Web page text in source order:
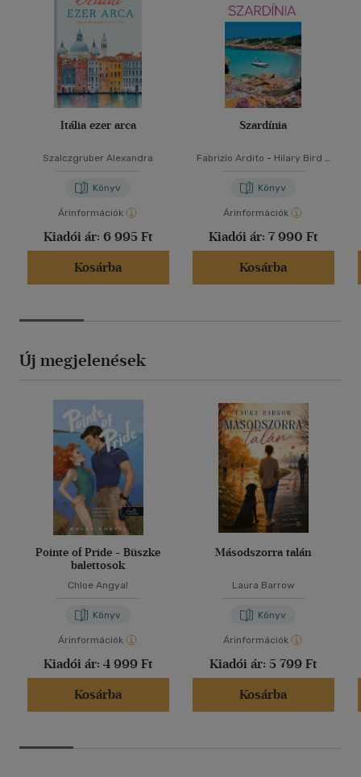
Itália ezer arca
Szalczgruber Alexandra
Könyv
Árinformációk
Kiadói ár: 6 995 Ft
Kosárba
Szardínia
Fabrizio Ardito - Hilary Bird -
Voormei
Könyv
Árinformációk
Kiadói ár: 7 990 Ft
Kosárba
Új megjelenések
Pointe of Pride - Büszke
balettosok
Chloe Angyal
Könyv
Árinformációk
Kiadói ár: 4 999 Ft
Kosárba
Másodszorra talán
Laura Barrow
Könyv
Árinformációk
Kiadói ár: 5 799 Ft
Kosárba